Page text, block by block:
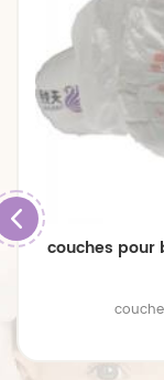
couches pour